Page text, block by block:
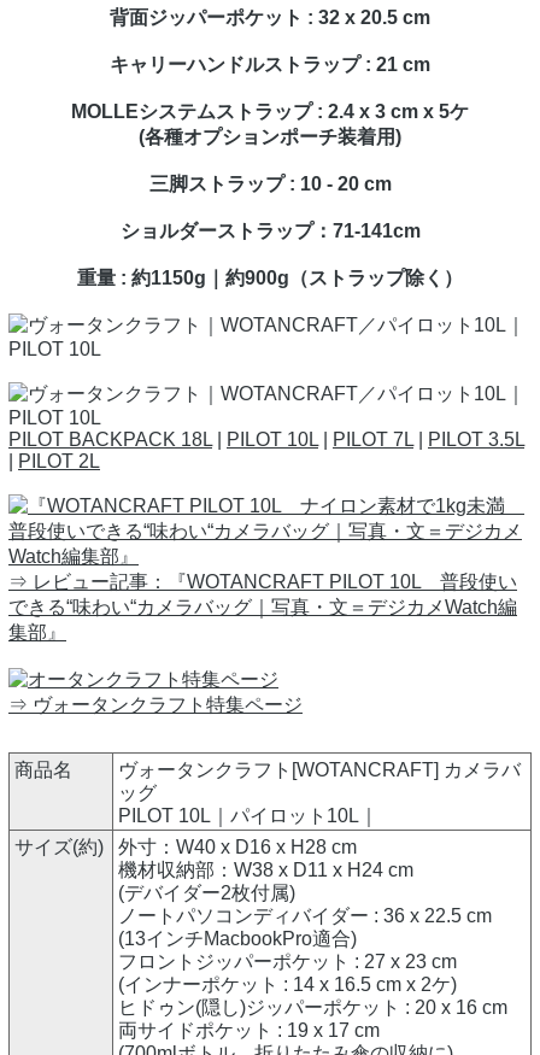
背面ジッパーポケット : 32 x 20.5 cm
キャリーハンドルストラップ : 21 cm
MOLLEシステムストラップ : 2.4 x 3 cm x 5ケ
(各種オプションポーチ装着用)
三脚ストラップ : 10 - 20 cm
ショルダーストラップ：71-141cm
重量 : 約1150g｜約900g（ストラップ除く）
PILOT BACKPACK 18L PILOT 10L PILOT 7L
PILOT 3.5L
PILOT 2L
⇒ レビュー記事：『WOTANCRAFT PILOT 10L 普段使い
できる“味わい“カメラバッグ｜写真・文＝デジカメWatch編
集部』
⇒ ヴォータンクラフト特集ページ
商品名
ヴォータンクラフト[WOTANCRAFT] カメラバ
ッグ
PILOT 10L｜パイロット10L｜
サイズ(約)
外寸：W40 x D16 x H28 cm
機材収納部：W38 x D11 x H24 cm
(デバイダー2枚付属)
ノートパソコンディバイダー : 36 x 22.5 cm
(13インチMacbookPro適合)
フロントジッパーポケット : 27 x 23 cm
(インナーポケット : 14 x 16.5 cm x 2ケ)
ヒドゥン(隠し)ジッパーポケット : 20 x 16 cm
両サイドポケット : 19 x 17 cm